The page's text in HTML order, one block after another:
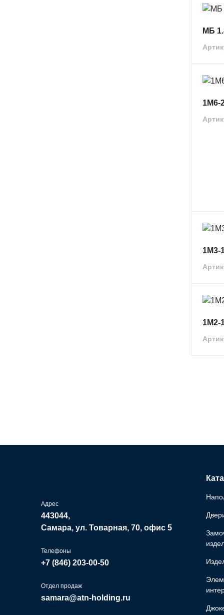
МБ
1М6-
1М3-
1М2-
Адрес
443044,
Самара, ул. Товарная, 70, офис 5
Телефоны
+7 (846) 203-00-50
Отдел продаж
samara@atn-holding.ru